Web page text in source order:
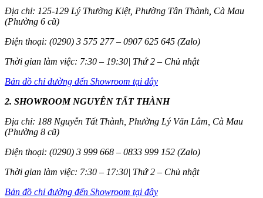
Địa chỉ: 125-129 Lý Thường Kiệt, Phường Tân Thành, Cà Mau
(Phường 6 cũ)
Điện thoại: (0290) 3 575 277 – 0907 625 645 (Zalo)
Thời gian làm việc: 7:30 – 19:30| Thứ 2 – Chủ nhật
Bản đồ chỉ đường đến Showroom tại đây
2. SHOWROOM NGUYỄN TẤT THÀNH
Địa chỉ: 188 Nguyễn Tất Thành, Phường Lý Văn Lâm, Cà Mau
(Phường 8 cũ)
Điện thoại: (0290) 3 999 668 – 0833 999 152 (Zalo)
Thời gian làm việc: 7:30 – 17:30| Thứ 2 – Chủ nhật
Bản đồ chỉ đường đến Showroom tại đây